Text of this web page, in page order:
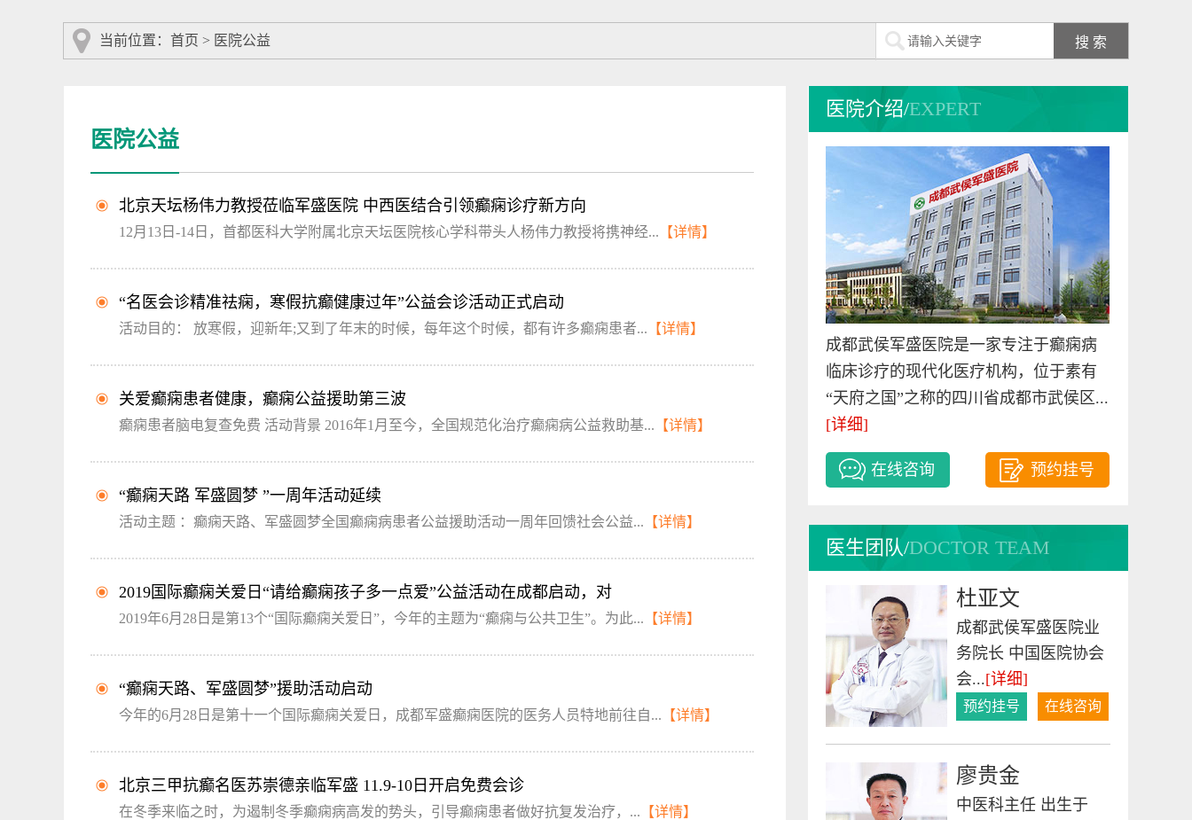
当前位置： 首页 > 医院公益
医院公益
北京天坛杨伟力教授莅临军盛医院 中西医结合引领癫痫诊疗新方向
12月13日-14日，首都医科大学附属北京天坛医院核心学科带头人杨伟力教授将携神经... 【详情】
“名医会诊精准祛痫，寒假抗癫健康过年”公益会诊活动正式启动
活动目的： 放寒假，迎新年;又到了年末的时候，每年这个时候，都有许多癫痫患者... 【详情】
关爱癫痫患者健康，癫痫公益援助第三波
癫痫患者脑电复查免费 活动背景 2016年1月至今，全国规范化治疗癫痫病公益救助基... 【详情】
“癫痫天路 军盛圆梦 ”一周年活动延续
活动主题 ：癫痫天路、军盛圆梦全国癫痫病患者公益援助活动一周年回馈社会公益... 【详情】
2019国际癫痫关爱日“请给癫痫孩子多一点爱”公益活动在成都启动，对
2019年6月28日是第13个“国际癫痫关爱日”，今年的主题为“癫痫与公共卫生”。为此... 【详情】
“癫痫天路、军盛圆梦”援助活动启动
今年的6月28日是第十一个国际癫痫关爱日，成都军盛癫痫医院的医务人员特地前往自... 【详情】
北京三甲抗癫名医苏崇德亲临军盛 11.9-10日开启免费会诊
在冬季来临之时，为遏制冬季癫痫病高发的势头，引导癫痫患者做好抗复发治疗，... 【详情】
医院介绍/EXPERT
成都武侯军盛医院是一家专注于癫痫病
临床诊疗的现代化医疗机构，位于素有
“天府之国”之称的四川省成都市武侯区...
[详细]
在线咨询 预约挂号
医生团队/DOCTOR TEAM
预约挂号 在线咨询
李恩
1976年，毕业于成都
中医药...[详细]
预约挂号 在线咨询
李征
致力于中西医结合癫
痫病的临床医学科研
工... [详细]
预约挂号 在线咨询
杜亚文
成都武侯军盛医院业
预约挂号 在线咨询
廖贵金
中医科主任 出生于
1952年10月18日，中
医科主...[详细]
许冬梅